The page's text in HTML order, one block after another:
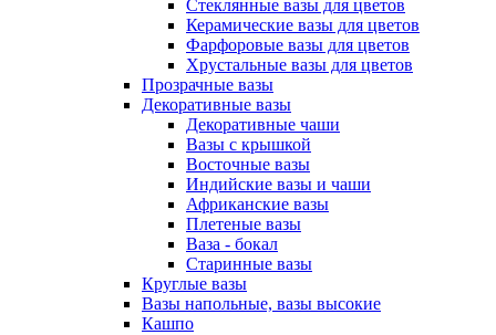
Стеклянные вазы для цветов
Керамические вазы для цветов
Фарфоровые вазы для цветов
Хрустальные вазы для цветов
Прозрачные вазы
Декоративные вазы
Декоративные чаши
Вазы с крышкой
Восточные вазы
Индийские вазы и чаши
Африканские вазы
Плетеные вазы
Ваза - бокал
Старинные вазы
Круглые вазы
Вазы напольные, вазы высокие
Кашпо